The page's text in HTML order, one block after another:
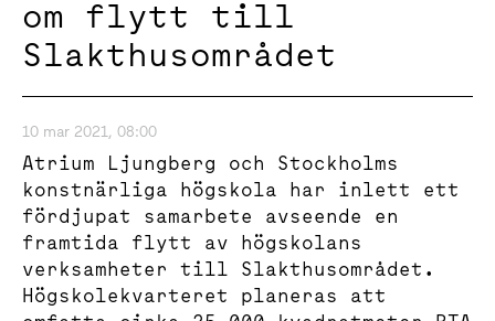
om flytt till
Slakthusområdet
10 mar 2021, 08:00
Atrium Ljungberg och Stockholms
konstnärliga högskola har inlett ett
fördjupat samarbete avseende en
framtida flytt av högskolans
verksamheter till Slakthusområdet.
Högskolekvarteret planeras att